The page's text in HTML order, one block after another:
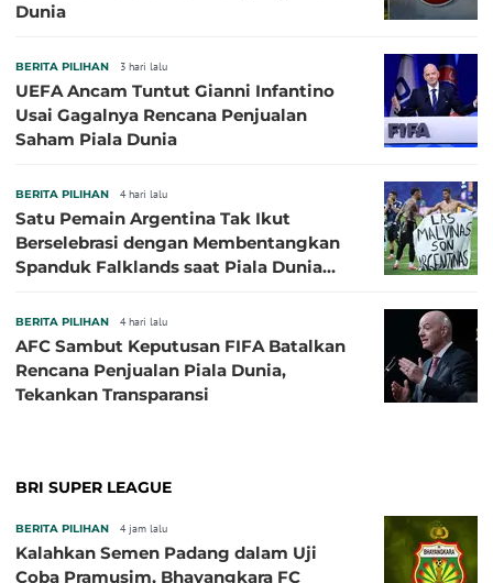
Dunia
BERITA PILIHAN 3 hari lalu
UEFA Ancam Tuntut Gianni Infantino
Usai Gagalnya Rencana Penjualan
Saham Piala Dunia
BERITA PILIHAN 4 hari lalu
Satu Pemain Argentina Tak Ikut
Berselebrasi dengan Membentangkan
Spanduk Falklands saat Piala Dunia
BERITA PILIHAN 4 hari lalu
AFC Sambut Keputusan FIFA Batalkan
Rencana Penjualan Piala Dunia,
Tekankan Transparansi
BRI SUPER LEAGUE
BERITA PILIHAN 4 jam lalu
Kalahkan Semen Padang dalam Uji
Coba Pramusim, Bhayangkara FC